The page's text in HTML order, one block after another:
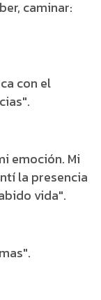
caminar:
con el
emoción. Mi
la presencia
vida".